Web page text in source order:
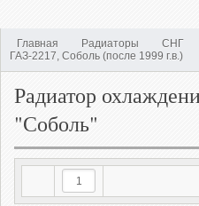
Главная Радиаторы СНГ
ГАЗ-2217, Соболь (после 1999 г.в.)
Радиатор
"Соболь"